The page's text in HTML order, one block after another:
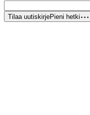
Tilaa uutiskirjePieni hetki